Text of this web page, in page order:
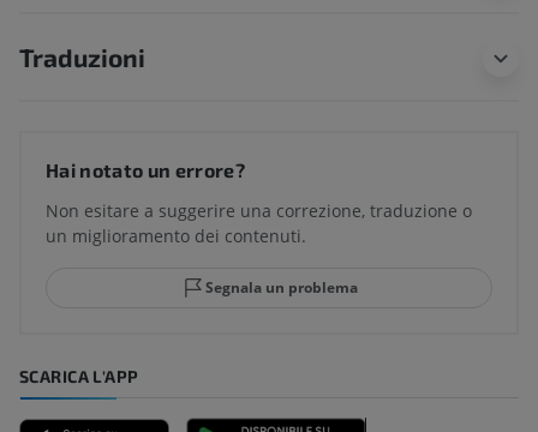
Traduzioni
Hai notato un errore?
Non esitare a suggerire una correzione, traduzione o
un miglioramento dei contenuti.
Segnala un problema
SCARICA L'APP